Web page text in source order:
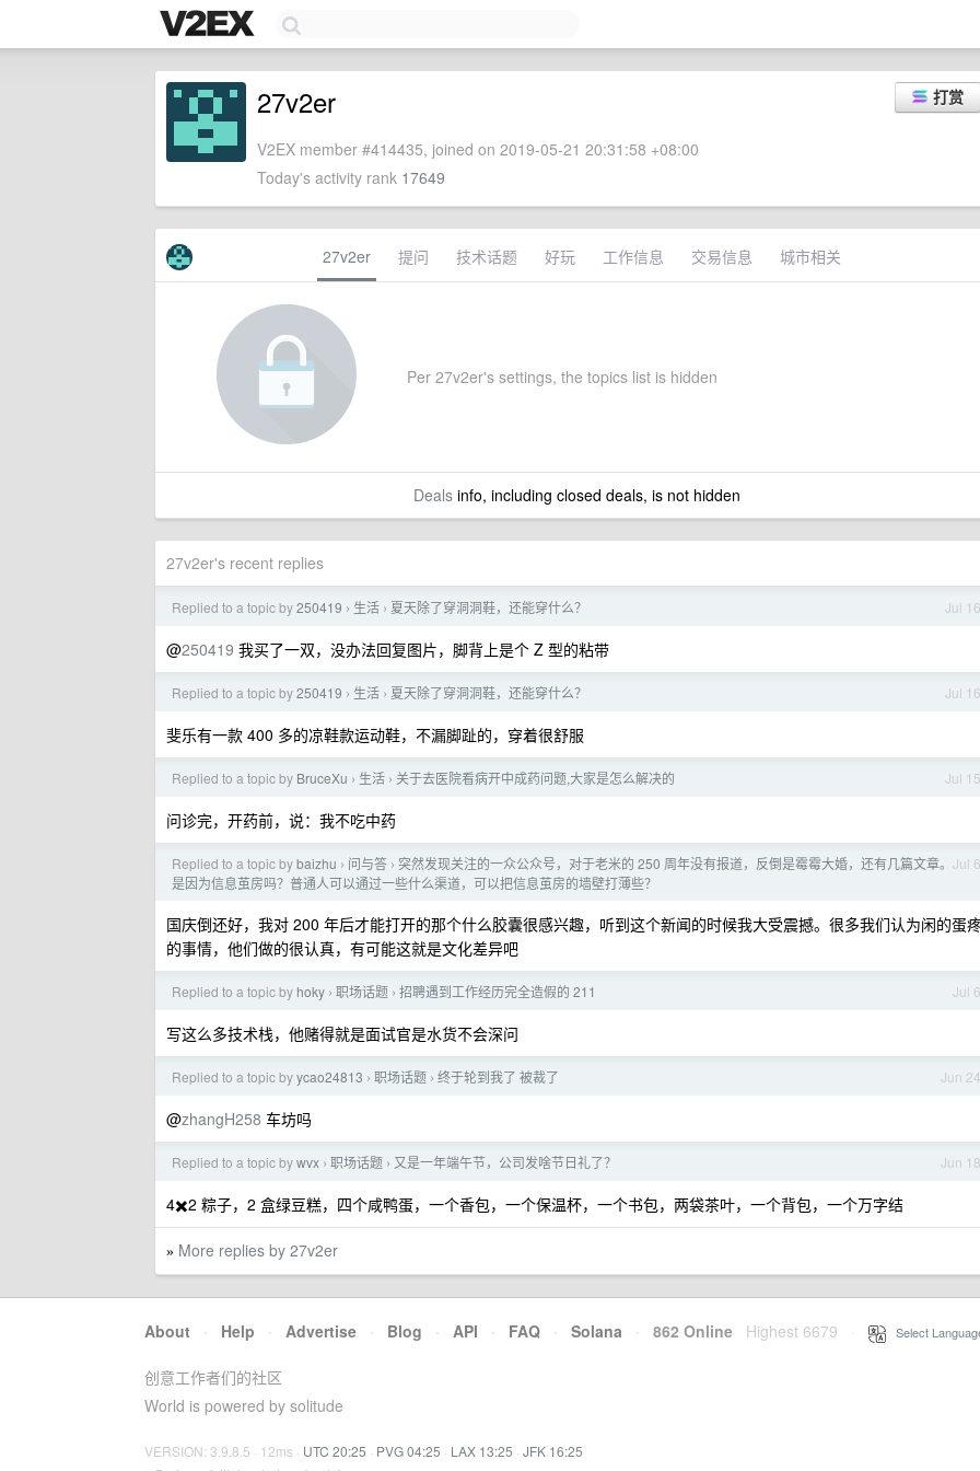
打赏
27v2er
V2EX member #414435, joined on 2019-05-21 20:31:58 +08:00
Today's activity rank 17649
27v2er 提问 技术话题 好玩 工作信息 交易信息 城市相关
Per 27v2er's settings, the topics list is hidden
Dealsinfo, including closed deals, is not hidden
27v2er's recent replies
Jul 16
Replied to a topic by250419 › 生活 › 夏天除了穿洞洞鞋，还能穿什么？
@250419 我买了一双，没办法回复图片，脚背上是个 Z 型的粘带
Jul 16
Replied to a topic by250419 › 生活 › 夏天除了穿洞洞鞋，还能穿什么？
斐乐有一款 400 多的凉鞋款运动鞋，不漏脚趾的，穿着很舒服
Jul 15
Replied to a topic by BruceXu › 生活 › 关于去医院看病开中成药问题,大家是怎么解决的
问诊完，开药前，说：我不吃中药
Jul 6
Replied to a topic bybaizhu › 问与答 › 突然发现关注的一众公众号，对于老米的 250 周年没有报道，反倒是霉霉大婚，还有几篇文章。
是因为信息茧房吗？普通人可以通过一些什么渠道，可以把信息茧房的墙壁打薄些？
国庆倒还好，我对 200 年后才能打开的那个什么胶囊很感兴趣，听到这个新闻的时候我大受震撼。很多我们认为闲的蛋
的事情，他们做的很认真，有可能这就是文化差异吧
Jul 6
Replied to a topic by hoky › 职场话题 › 招聘遇到工作经历完全造假的 211
写这么多技术栈，他赌得就是面试官是水货不会深问
Jun 24
Replied to a topic byycao24813 › 职场话题 › 终于轮到我了 被裁了
@zhangH258 车坊吗
Jun 18
Replied to a topic bywvx › 职场话题 › 又是一年端午节，公司发啥节日礼了？
4✖️2 粽子，2 盒绿豆糕，四个咸鸭蛋，一个香包，一个保温杯，一个书包，两袋茶叶，一个背包，一个万字结
» More replies by 27v2er
About · Help · Advertise · Blog · API · FAQ · Solana · 862 Online Highest 6679 Select
创意工作者们的社区
World is powered by solitude
VERSION: 3.9.8.5 · 12ms · UTC 20:25 · PVG 04:25 · LAX 13:25 · JFK 16:25